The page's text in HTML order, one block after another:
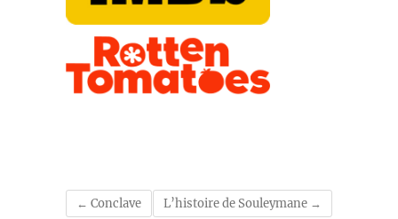
← Conclave L’histoire de Souleymane →